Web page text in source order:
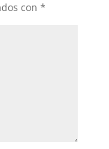
con *